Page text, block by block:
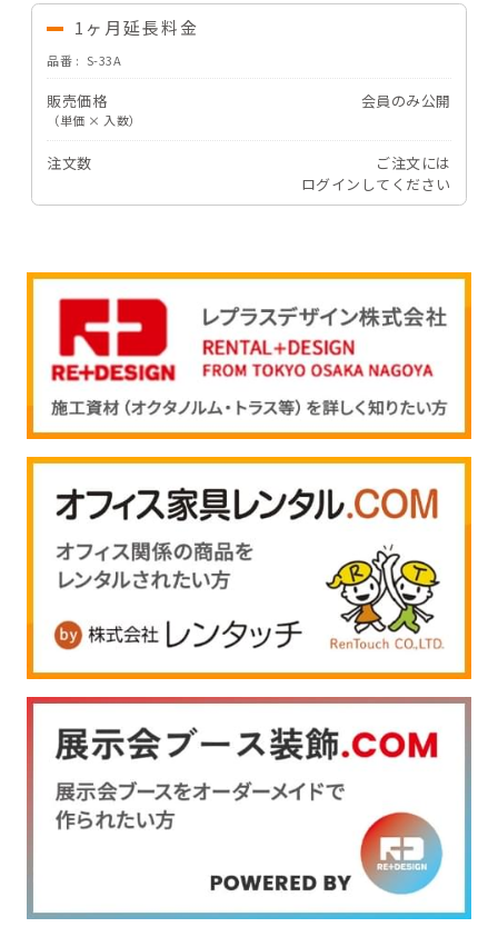
1ヶ月延長料金
品番 S-33A
販売価格
（単価 × 入数）
会員のみ公開
注文数
ご注文には
ログイン してください